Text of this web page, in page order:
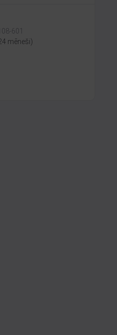
601
mēneši)